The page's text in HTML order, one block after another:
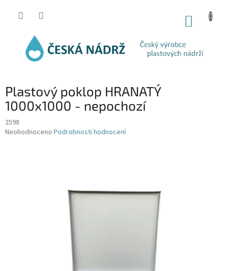
Plastový poklop HRANATÝ
1000x1000 - nepochozí
2598
Průměrné
Neohodnoceno Podrobnosti hodnocení